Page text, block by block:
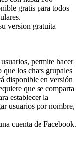
gratis para todos
version gratuita
permite hacer
que los chats grupales
disponible en versión
que se comparta
establecer la
usuarios por nombre,
cuenta de Facebook.